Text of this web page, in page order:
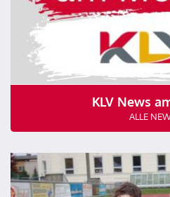
KLV News
ALLE